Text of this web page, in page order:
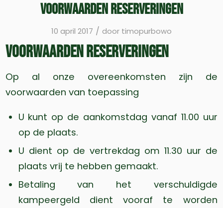
Voorwaarden Reserveringen
10 april 2017 / door timopurbowo
Voorwaarden Reserveringen
Op al onze overeenkomsten zijn de
voorwaarden van toepassing
U kunt op de aankomstdag vanaf 11.00 uur
op de plaats.
U dient op de vertrekdag om 11.30 uur de
plaats vrij te hebben gemaakt.
Betaling van het verschuldigde
kampeergeld dient vooraf te worden